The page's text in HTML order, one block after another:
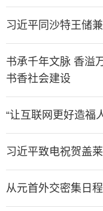
习近平同沙特王储
书承千年文脉 香
书香社会建设
“让互联网更好造
习近平致电祝贺盖
从元首外交密集日